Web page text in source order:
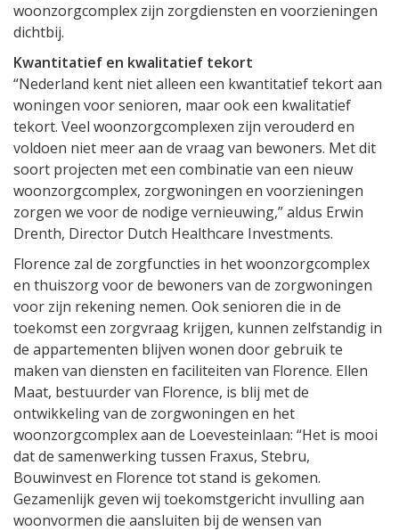
woonzorgcomplex zijn zorgdiensten en voorzieningen
dichtbij.
Kwantitatief en kwalitatief tekort
“Nederland kent niet alleen een kwantitatief tekort aan
woningen voor senioren, maar ook een kwalitatief
tekort. Veel woonzorgcomplexen zijn verouderd en
voldoen niet meer aan de vraag van bewoners. Met dit
soort projecten met een combinatie van een nieuw
woonzorgcomplex, zorgwoningen en voorzieningen
zorgen we voor de nodige vernieuwing,” aldus Erwin
Drenth, Director Dutch Healthcare Investments.
Florence zal de zorgfuncties in het woonzorgcomplex
en thuiszorg voor de bewoners van de zorgwoningen
voor zijn rekening nemen. Ook senioren die in de
toekomst een zorgvraag krijgen, kunnen zelfstandig in
de appartementen blijven wonen door gebruik te
maken van diensten en faciliteiten van Florence. Ellen
Maat, bestuurder van Florence, is blij met de
ontwikkeling van de zorgwoningen en het
woonzorgcomplex aan de Loevesteinlaan: “Het is mooi
dat de samenwerking tussen Fraxus, Stebru,
Bouwinvest en Florence tot stand is gekomen.
Gezamenlijk geven wij toekomstgericht invulling aan
woonvormen die aansluiten bij de wensen van